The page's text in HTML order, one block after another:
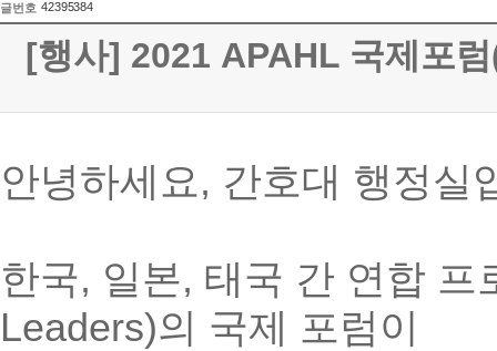
글번호 42395384
[행사] 2021 APAHL 국제포
안녕하세요, 간호대 행정실
한국, 일본, 태국 간 연합 프
Leaders)의 국제 포럼이